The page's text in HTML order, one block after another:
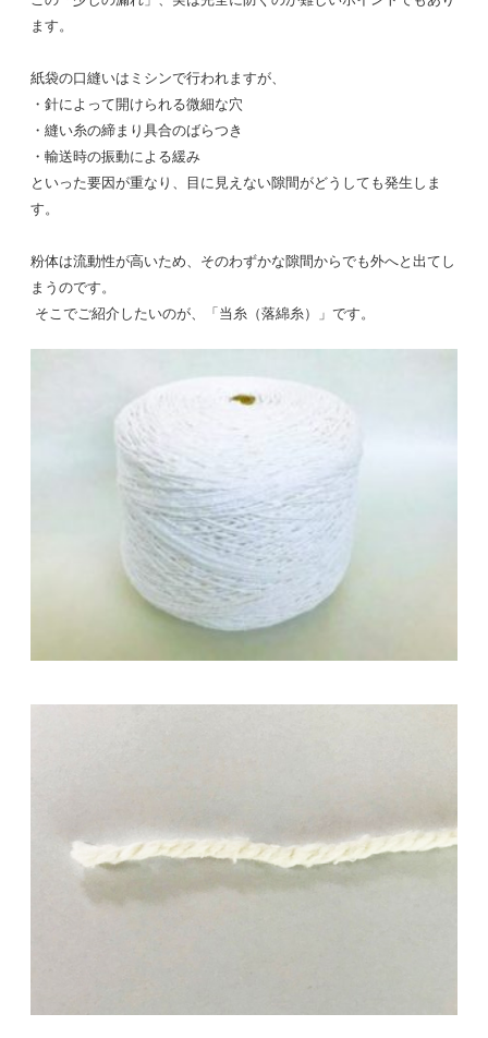
ます。
紙袋の口縫いはミシンで行われますが、
・針によって開けられる微細な穴
・縫い糸の締まり具合のばらつき
・輸送時の振動による緩み
といった要因が重なり、目に見えない隙間がどうしても発生しま
す。
粉体は流動性が高いため、そのわずかな隙間からでも外へと出てし
まうのです。
そこでご紹介したいのが、「当糸（落綿糸）」です。